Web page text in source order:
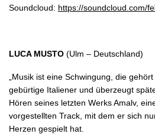
Soundcloud: https://soundcloud.com/
LUCA MUSTO (Ulm – Deutschland)
„Musik ist eine Schwingung, die
gebürtige Italiener und überzeugt
Hören seines letzten Werks Amalv,
vorgestellten Track, mit dem er sich
Herzen gespielt hat.